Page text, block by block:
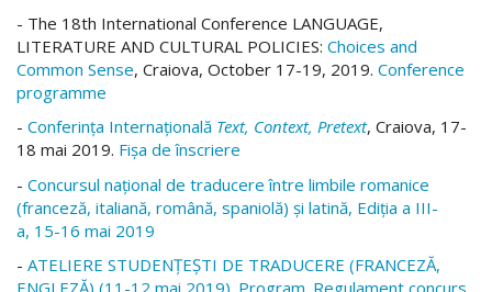
- The 18th International Conference LANGUAGE,
LITERATURE AND CULTURAL POLICIES: Choices and
Common Sense, Craiova, October 17-19, 2019. Conference
programme
- Conferința Internațională Text, Context, Pretext, Craiova, 17-
18 mai 2019. Fișa de înscriere
- Concursul naţional de traducere între limbile romanice
(franceză, italiană, română, spaniolă) şi latină, Ediţia a III-
a, 15-16 mai 2019
- ATELIERE STUDENȚEȘTI DE TRADUCERE (FRANCEZĂ,
ENGLEZĂ) (11-12 mai 2019). Program. Regulament concurs.